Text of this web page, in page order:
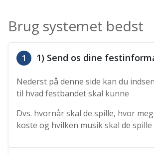
Brug systemet bedst
1 1) Send os dine
Nederst på denne side kan du
til hvad festbandet skal kunne
Dvs. hvornår skal de spille, hvor
koste og hvilken musik skal de spille